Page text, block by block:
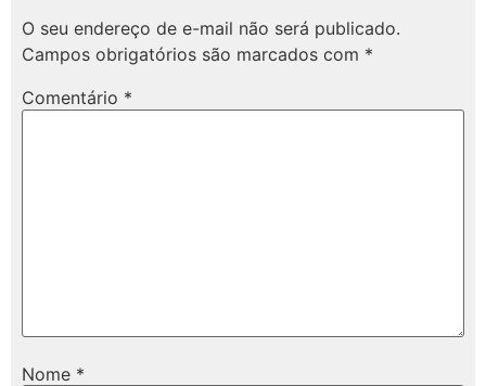
O seu endereço de e-mail não será publicado.
Campos obrigatórios são marcados com *
Comentário *
Nome *